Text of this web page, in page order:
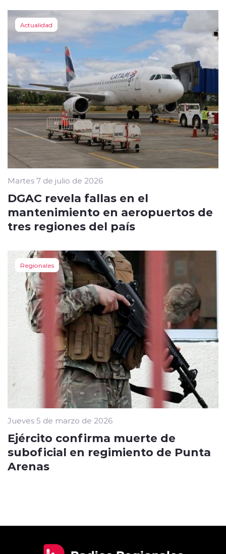
Actualidad
Martes 7 de julio de 2026
DGAC revela fallas en el
mantenimiento en aeropuertos de
tres regiones del país
Regionales
Jueves 5 de marzo de 2026
Ejército confirma muerte de
suboficial en regimiento de Punta
Arenas